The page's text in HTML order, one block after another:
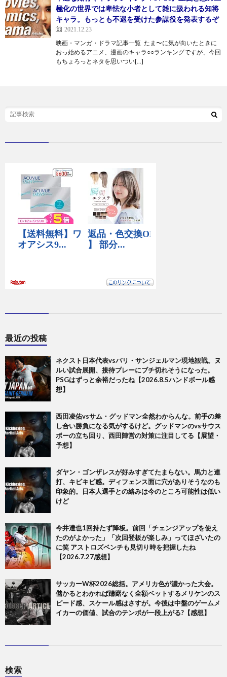
極化の世界では卑怯な小者として雑に扱われる知将
キャラ。もっとも不遇を受けた参謀役を発表するぞ
2021.12.23
映画・マンガ・ドラマ記事一覧 たま〜に気が向いたときに
おっ始めるアニメ、漫画のキャラ○○ランキングですが、今回
もちょろっとネタを思いつい[…]
最近の投稿
ネクスト日本代表vsパリ・サンジェルマン現地観戦。ヌ
ルい試合展開、接待プレーにブチ切れそうになった。
PSGはずっと余裕だったね【2026.8.5ハンドボール感
想】
西田凌佑vsサム・グッドマン全然わからんな。前手の差
し合い勝負になる気がするけど。グッドマンのvsサウス
ポーの立ち回り、西田陣営の対策に注目してる【展望・
予想】
ダヤン・ゴンザレスが好みすぎてたまらない。馬力と連
打、キビキビ感。ディフェンス面に穴がありそうなのも
印象的。日本人選手との絡みは今のところ可能性は低い
けど
今井達也1回持たず降板。前回「チェンジアップを使え
たのがよかった」「次回登板が楽しみ」ってほざいたの
に笑 アストロズベンチも見切り時を把握したね
【2026.7.27感想】
サッカーW杯2026総括。アメリカ色が濃かった大会。
儲かるとわかれば躊躇なく全額ベットするメリケンのス
ピード感、スケール感はさすが。今後は中盤のゲームメ
イカーの価値、試合のテンポが一段上がる?【感想】
検索